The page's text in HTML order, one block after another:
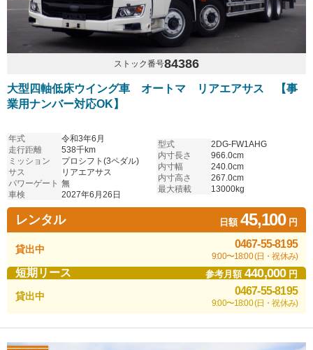
ストック番号84386
大型四軸低床ウイング車 オートマ リアエアサス 【事
業用ナンバー対応OK】
年式
令和3年6月
走行距離
538千km
ミッション
プロシフト(3ペダル)
サス
リアエアサス
パワーゲート 無
車検
2027年6月26日
型式
2DG-FW1AHG
内寸長さ
966.0cm
内寸幅
240.0cm
内寸高さ
267.0cm
最大積載
13000kg
レンタル 日額45,100円
貸出中 0467-55-8195
9:00〜18:00 (日・祝休み)
短期リース 参考月額440,000円
貸出中 0467-55-8195
9:00〜18:00 (日・祝休み)